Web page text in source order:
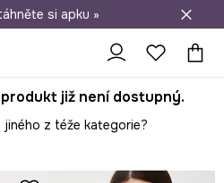
nákupu nad 1 200 Kč
si apku »
již není dostupný.
jiného z téže kategorie?